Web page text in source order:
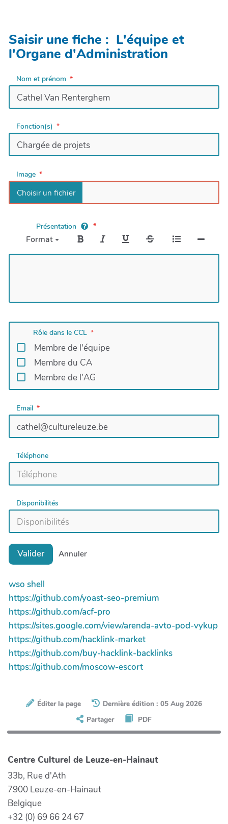
Saisir une fiche : L'équipe et
l'Organe d'Administration
Nom et prénom
Fonction(s)
Image
Présentation
Format
Rôle dans le CCL
Membre de l'équipe
Membre du CA
Membre de l'AG
Email
Téléphone
Disponibilités
Valider Annuler
wso shell
https://github.com/yoast-seo-premium
https://github.com/acf-pro
https://sites.google.com/view/arenda-avto-pod-vykup
https://github.com/hacklink-market
https://github.com/buy-hacklink-backlinks
https://github.com/moscow-escort
Éditer la page
Dernière édition : 05 Aug 2026
Partager
PDF
Centre Culturel de Leuze-en-Hainaut
33b, Rue d'Ath
7900 Leuze-en-Hainaut
Belgique
+32 (0) 69 66 24 67